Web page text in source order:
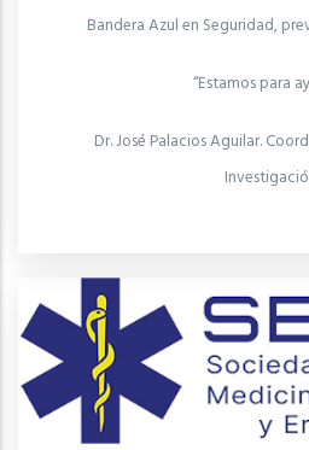
Bandera Azul en Seguridad,
“Estamos para
Dr. José Palacios Aguilar.